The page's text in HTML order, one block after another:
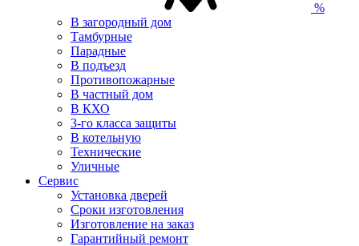
%
В загородный дом
Тамбурные
Парадные
В подъезд
Противопожарные
В частный дом
В КХО
3-го класса защиты
В котельную
Технические
Уличные
Сервис
Установка дверей
Сроки изготовления
Изготовление на заказ
Гарантийный ремонт